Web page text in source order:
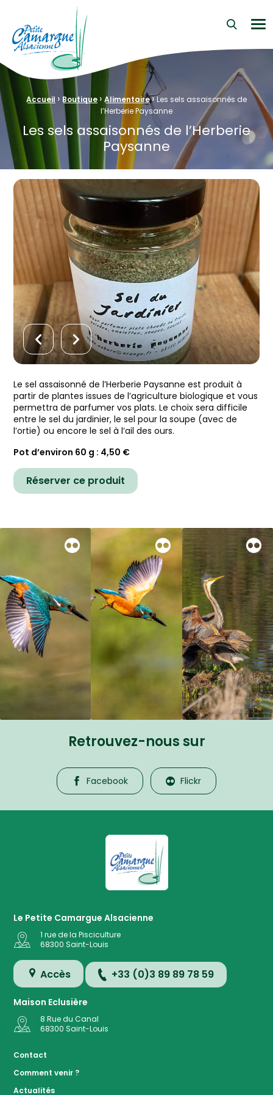
La Petite Camargue Alsacienne Réserve Naturelle au
Fil d'Ariane :
Accueil › Boutique › Alimentaire›Les sels assaisonnés de
l’Herberie Paysanne
Les sels assaisonnés de l’Herberie
Paysanne
Le sel assaisonné de l’Herberie Paysanne est produit à
partir de plantes issues de l’agriculture biologique et vous
permettra de parfumer vos plats. Le choix sera difficile
entre le sel du jardinier, le sel pour la soupe (avec de
l’ortie) ou encore le sel à l’ail des ours.
Pot d’environ 60 g : 4,50 €
Réserver ce produit
Retrouvez-nous sur
Facebook Flickr
La Petite Camargue
Le Petite Camargue Alsacienne
1 rue de la Pisciculture
68300 Saint-Louis
Accès +33 (0)3 89 89 78 59
Maison Eclusière
8 Rue du Canal
68300 Saint-Louis
Contact
Comment venir ?
Actualités